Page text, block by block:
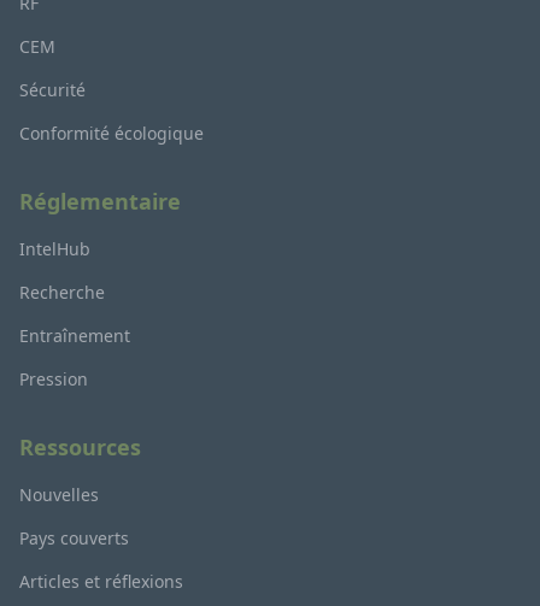
CEM
Sécurité
Conformité écologique
Réglementaire
IntelHub
Recherche
Entraînement
Pression
Ressources
Nouvelles
Pays couverts
Articles et réflexions